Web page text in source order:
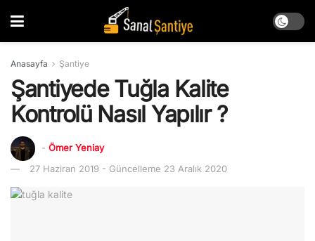
Anasayfa Şantiye
Şantiyede Tuğla Kalite
Kontrolü Nasıl Yapılır ?
- Ömer Yeniay
27 Haziran 2019 - Güncelleme 23 Aralık 2020